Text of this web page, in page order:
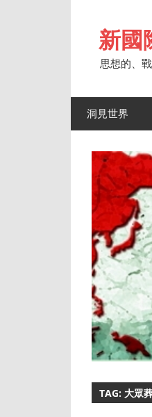
content新國
思想的、
洞見世界
TAG: 大眾